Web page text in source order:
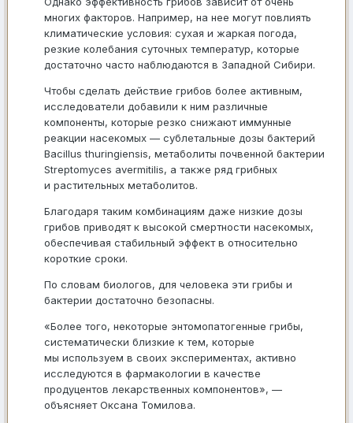
многих факторов. Например, на нее могут повлиять
климатические условия: сухая и жаркая погода,
резкие колебания суточных температур, которые
достаточно часто наблюдаются в Западной Сибири.
Чтобы сделать действие грибов более активным,
исследователи добавили к ним различные
компоненты, которые резко снижают иммунные
реакции насекомых — сублетальные дозы бактерий
Bacillus thuringiensis, метаболиты почвенной бактерии
Streptomyces avermitilis, а также ряд грибных
и растительных метаболитов.
Благодаря таким комбинациям даже низкие дозы
грибов приводят к высокой смертности насекомых,
обеспечивая стабильный эффект в относительно
короткие сроки.
По словам биологов, для человека эти грибы и
бактерии достаточно безопасны.
«Более того, некоторые энтомопатогенные грибы,
систематически близкие к тем, которые
мы используем в своих экспериментах, активно
исследуются в фармакологии в качестве
продуцентов лекарственных компонентов», —
объясняет Оксана Томилова.